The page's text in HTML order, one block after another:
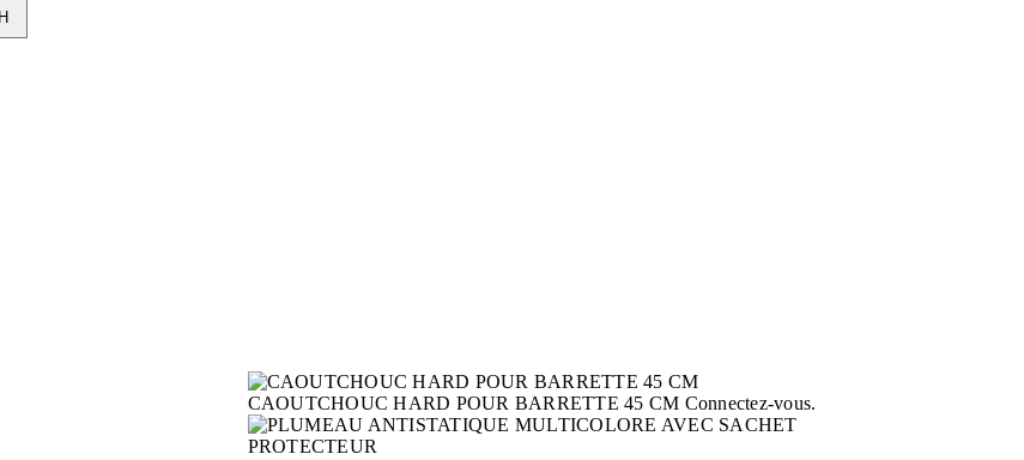
CAOUTCHOUC HARD POUR BARRETTE 45 CM Connectez-vous.